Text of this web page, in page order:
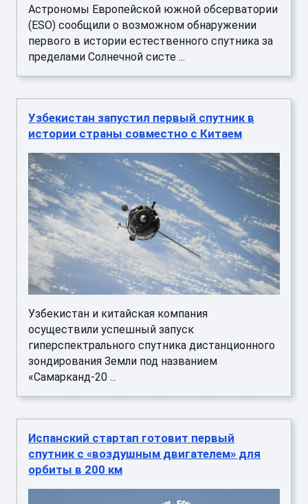
Астрономы Европейской южной обсерватории
(ESO) сообщили о возможном обнаружении
первого в истории естественного спутника за
пределами Солнечной систе ...
Узбекистан запустил первый спутник в
истории страны совместно с Китаем
Узбекистан и китайская компания
осуществили успешный запуск
гиперспектрального спутника дистанционного
зондирования Земли под названием
«Самарканд‑20 ...
Испанский стартап готовит первый
спутник с «воздушным двигателем» для
орбиты в 200 км